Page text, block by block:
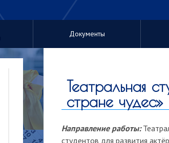
Документы
Театральная
стране чудес»
Направление работы:
студентов для развития